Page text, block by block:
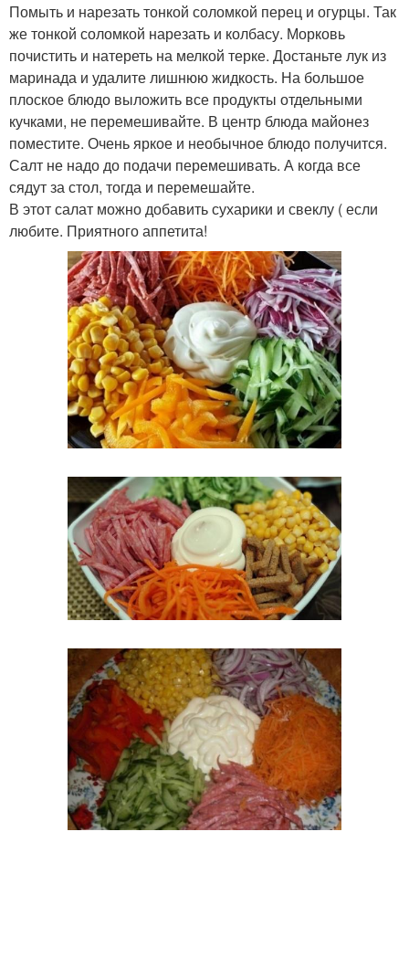
Помыть и нарезать тонкой соломкой перец и огурцы. Так
же тонкой соломкой нарезать и колбасу. Морковь
почистить и натереть на мелкой терке. Достаньте лук из
маринада и удалите лишнюю жидкость. На большое
плоское блюдо выложить все продукты отдельными
кучками, не перемешивайте. В центр блюда майонез
поместите. Очень яркое и необычное блюдо получится.
Салт не надо до подачи перемешивать. А когда все
сядут за стол, тогда и перемешайте.
В этот салат можно добавить сухарики и свеклу ( если
любите. Приятного аппетита!